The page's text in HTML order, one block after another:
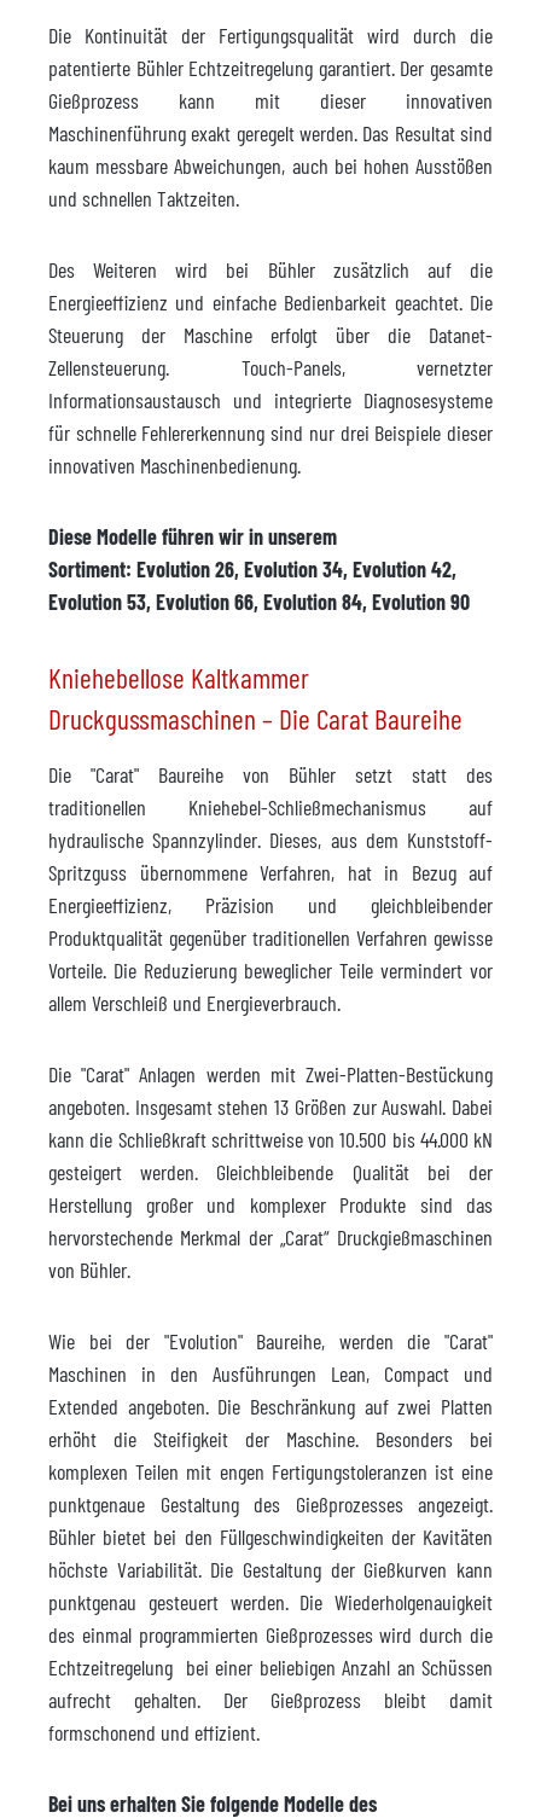
Die Kontinuität der Fertigungsqualität wird durch die
patentierte Bühler Echtzeitregelung garantiert. Der gesamte
Gießprozess kann mit dieser innovativen
Maschinenführung exakt geregelt werden. Das Resultat sind
kaum messbare Abweichungen, auch bei hohen Ausstößen
und schnellen Taktzeiten.
Des Weiteren wird bei Bühler zusätzlich auf die
Energieeffizienz und einfache Bedienbarkeit geachtet. Die
Steuerung der Maschine erfolgt über die Datanet-
Zellensteuerung. Touch-Panels, vernetzter
Informationsaustausch und integrierte Diagnosesysteme
für schnelle Fehlererkennung sind nur drei Beispiele dieser
innovativen Maschinenbedienung.
Diese Modelle führen wir in unserem
Sortiment: Evolution 26, Evolution 34, Evolution 42,
Evolution 53, Evolution 66, Evolution 84, Evolution 90
Kniehebellose Kaltkammer
Druckgussmaschinen – Die Carat Baureihe
Die "Carat" Baureihe von Bühler setzt statt des
traditionellen Kniehebel-Schließmechanismus auf
hydraulische Spannzylinder. Dieses, aus dem Kunststoff-
Spritzguss übernommene Verfahren, hat in Bezug auf
Energieeffizienz, Präzision und gleichbleibender
Produktqualität gegenüber traditionellen Verfahren gewisse
Vorteile. Die Reduzierung beweglicher Teile vermindert vor
allem Verschleiß und Energieverbrauch.
Die "Carat" Anlagen werden mit Zwei-Platten-Bestückung
angeboten. Insgesamt stehen 13 Größen zur Auswahl. Dabei
kann die Schließkraft schrittweise von 10.500 bis 44.000 kN
gesteigert werden. Gleichbleibende Qualität bei der
Herstellung großer und komplexer Produkte sind das
hervorstechende Merkmal der „Carat“ Druckgießmaschinen
von Bühler.
Wie bei der "Evolution" Baureihe, werden die "Carat"
Maschinen in den Ausführungen Lean, Compact und
Extended angeboten. Die Beschränkung auf zwei Platten
erhöht die Steifigkeit der Maschine. Besonders bei
komplexen Teilen mit engen Fertigungstoleranzen ist eine
punktgenaue Gestaltung des Gießprozesses angezeigt.
Bühler bietet bei den Füllgeschwindigkeiten der Kavitäten
höchste Variabilität. Die Gestaltung der Gießkurven kann
punktgenau gesteuert werden. Die Wiederholgenauigkeit
des einmal programmierten Gießprozesses wird durch die
Echtzeitregelung bei einer beliebigen Anzahl an Schüssen
aufrecht gehalten. Der Gießprozess bleibt damit
formschonend und effizient.
Bei uns erhalten Sie folgende Modelle des